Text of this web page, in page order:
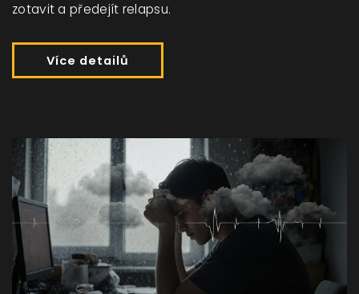
zotavit a předejít relapsu.
Více detailů